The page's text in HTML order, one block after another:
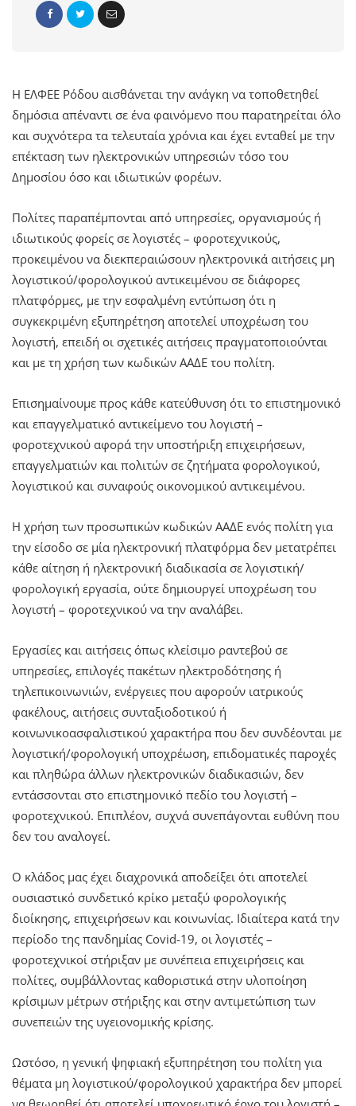
Η ΕΛΦΕΕ Ρόδου αισθάνεται την ανάγκη να τοποθετηθεί
δημόσια απέναντι σε ένα φαινόμενο που παρατηρείται όλο
και συχνότερα τα τελευταία χρόνια και έχει ενταθεί με την
επέκταση των ηλεκτρονικών υπηρεσιών τόσο του
Δημοσίου όσο και ιδιωτικών φορέων.
Πολίτες παραπέμπονται από υπηρεσίες, οργανισμούς ή
ιδιωτικούς φορείς σε λογιστές – φοροτεχνικούς,
προκειμένου να διεκπεραιώσουν ηλεκτρονικά αιτήσεις μη
λογιστικού/φορολογικού αντικειμένου σε διάφορες
πλατφόρμες, με την εσφαλμένη εντύπωση ότι η
συγκεκριμένη εξυπηρέτηση αποτελεί υποχρέωση του
λογιστή, επειδή οι σχετικές αιτήσεις πραγματοποιούνται
και με τη χρήση των κωδικών ΑΑΔΕ του πολίτη.
Επισημαίνουμε προς κάθε κατεύθυνση ότι το επιστημονικό
και επαγγελματικό αντικείμενο του λογιστή –
φοροτεχνικού αφορά την υποστήριξη επιχειρήσεων,
επαγγελματιών και πολιτών σε ζητήματα φορολογικού,
λογιστικού και συναφούς οικονομικού αντικειμένου.
Η χρήση των προσωπικών κωδικών ΑΑΔΕ ενός πολίτη για
την είσοδο σε μία ηλεκτρονική πλατφόρμα δεν μετατρέπει
κάθε αίτηση ή ηλεκτρονική διαδικασία σε λογιστική/
φορολογική εργασία, ούτε δημιουργεί υποχρέωση του
λογιστή – φοροτεχνικού να την αναλάβει.
Εργασίες και αιτήσεις όπως κλείσιμο ραντεβού σε
υπηρεσίες, επιλογές πακέτων ηλεκτροδότησης ή
τηλεπικοινωνιών, ενέργειες που αφορούν ιατρικούς
φακέλους, αιτήσεις συνταξιοδοτικού ή
κοινωνικοασφαλιστικού χαρακτήρα που δεν συνδέονται με
λογιστική/φορολογική υποχρέωση, επιδοματικές παροχές
και πληθώρα άλλων ηλεκτρονικών διαδικασιών, δεν
εντάσσονται στο επιστημονικό πεδίο του λογιστή –
φοροτεχνικού. Επιπλέον, συχνά συνεπάγονται ευθύνη που
δεν του αναλογεί.
Ο κλάδος μας έχει διαχρονικά αποδείξει ότι αποτελεί
ουσιαστικό συνδετικό κρίκο μεταξύ φορολογικής
διοίκησης, επιχειρήσεων και κοινωνίας. Ιδιαίτερα κατά την
περίοδο της πανδημίας Covid-19, οι λογιστές –
φοροτεχνικοί στήριξαν με συνέπεια επιχειρήσεις και
πολίτες, συμβάλλοντας καθοριστικά στην υλοποίηση
κρίσιμων μέτρων στήριξης και στην αντιμετώπιση των
συνεπειών της υγειονομικής κρίσης.
Ωστόσο, η γενική ψηφιακή εξυπηρέτηση του πολίτη για
θέματα μη λογιστικού/φορολογικού χαρακτήρα δεν μπορεί